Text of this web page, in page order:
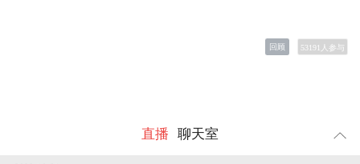
回顾 53191 人参与
直播 聊天室